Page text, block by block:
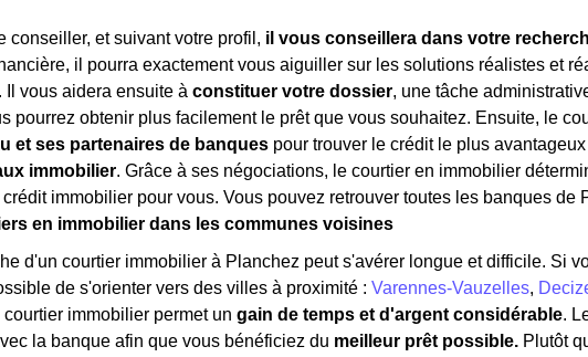
conseiller, et suivant votre profil, il vous conseillera dans votre
il pourra exactement vous aiguiller sur les solutions réalistes et
Il vous aidera ensuite à constituer votre dossier, une tâche
pourrez obtenir plus facilement le prêt que vous souhaitez. Ensuite, le
et ses partenaires de banques pour trouver le crédit le plus
immobilier. Grâce à ses négociations, le courtier en immobilier
crédit immobilier pour vous. Vous pouvez retrouver toutes les banques de
en immobilier dans les communes voisines
d'un courtier immobilier à Planchez peut s'avérer longue et difficile. Si
de s'orienter vers des villes à proximité : Varennes-Vauzelles,
immobilier permet un gain de temps et d'argent considérable.
la banque afin que vous bénéficiez du meilleur prêt possible. Plutôt